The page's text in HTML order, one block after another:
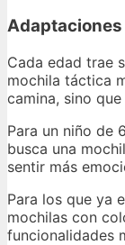
Cada edad trae
mochila táctica
camina, sino
Para un niño de
busca una
sentir más
Para los que ya
mochilas con
funcionalidades